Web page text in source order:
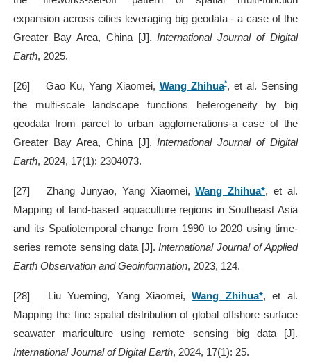
expansion across cities leveraging big geodata - a case of the
Greater Bay Area, China [J].International Journal of Digital
Earth, 2025.
[26] Gao Ku, Yang Xiaomei, Wang Zhihua*, et al. Sensing
the multi-scale landscape functions heterogeneity by big
geodata from parcel to urban agglomerations-a case of the
Greater Bay Area, China [J].International Journal of Digital
Earth, 2024, 17(1): 2304073.
[27] Zhang Junyao, Yang Xiaomei,Wang Zhihua*, et al.
Mapping of land-based aquaculture regions in Southeast Asia
and its Spatiotemporal change from 1990 to 2020 using time-
series remote sensing data [J].International Journal of Applied
Earth Observation and Geoinformation, 2023, 124.
[28] Liu Yueming, Yang Xiaomei,Wang Zhihua*, et al.
Mapping the fine spatial distribution of global offshore surface
seawater mariculture using remote sensing big data [J].
International Journal of Digital Earth, 2024, 17(1): 25.